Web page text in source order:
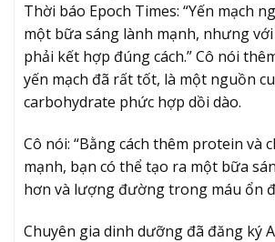
Thời báo Epoch Times: “Yến mạch
một bữa sáng lành mạnh, nhưng
phải kết hợp đúng cách.” Cô nói
yến mạch đã rất tốt, là một nguồn
carbohydrate phức hợp dồi dào.
Cô nói: “Bằng cách thêm protein và
mạnh, bạn có thể tạo ra một bữa
hơn và lượng đường trong máu ổn
Chuyên gia dinh dưỡng đã đăng ký